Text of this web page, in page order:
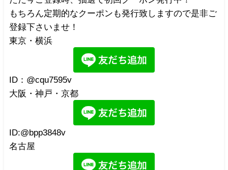
もちろん定期的なクーポンも発行致しますので是非ご
登録下さいませ！
東京・横浜
ID：@cqu7595v
大阪・神戸・京都
ID:@bpp3848v
名古屋